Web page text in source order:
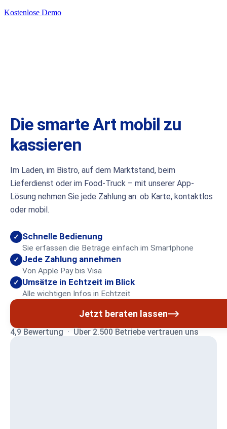
Kostenlose Demo
Die smarte Art mobil zu
kassieren
Im Laden, im Bistro, auf dem Marktstand, beim
Lieferdienst oder im Food-Truck – mit unserer App-
Lösung nehmen Sie jede Zahlung an: ob Karte, kontaktlos
oder mobil.
✓ Schnelle Bedienung
Sie erfassen die Beträge einfach im Smartphone
✓ Jede Zahlung annehmen
Von Apple Pay bis Visa
✓ Umsätze in Echtzeit im Blick
Alle wichtigen Infos in Echtzeit
Jetzt beraten lassen
4,9 Bewertung · Über 2.500 Betriebe vertrauen uns